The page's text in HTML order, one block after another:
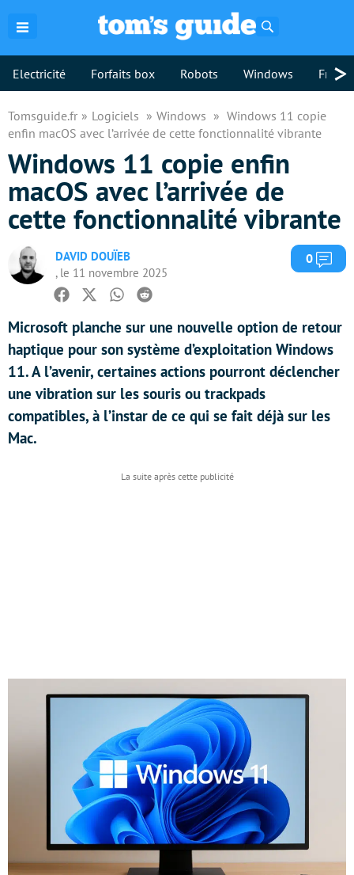
Electricité Forfaits box Robots Windows >
Tomsguide.fr Logiciels Windows
Windows 11 copie
enfin macOS avec l’arrivée de cette fonctionnalité vibrante
Windows 11 copie enfin
macOS avec l’arrivée de
cette fonctionnalité vibrante
DAVID DOUÏEB
, le 11 novembre 2025
0
Facebook
TwitterWhatsapp
Reddit
Microsoft planche sur une nouvelle option de retour
haptique pour son système d’exploitation Windows
11. A l’avenir, certaines actions pourront déclencher
une vibration sur les souris ou trackpads
compatibles, à l’instar de ce qui se fait déjà sur les
Mac.